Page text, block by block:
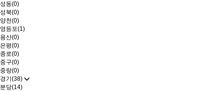
성동(0)
성북(0)
양천(0)
영등포(1)
용산(0)
은평(0)
종로(0)
중구(0)
중랑(0)
경기(38)
분당(14)